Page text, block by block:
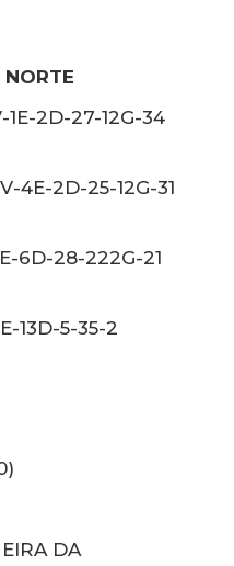
1E-2D-27-12G-34
4E-2D-25-12G-31
6D-28-222G-21
13D-5-35-2
DA